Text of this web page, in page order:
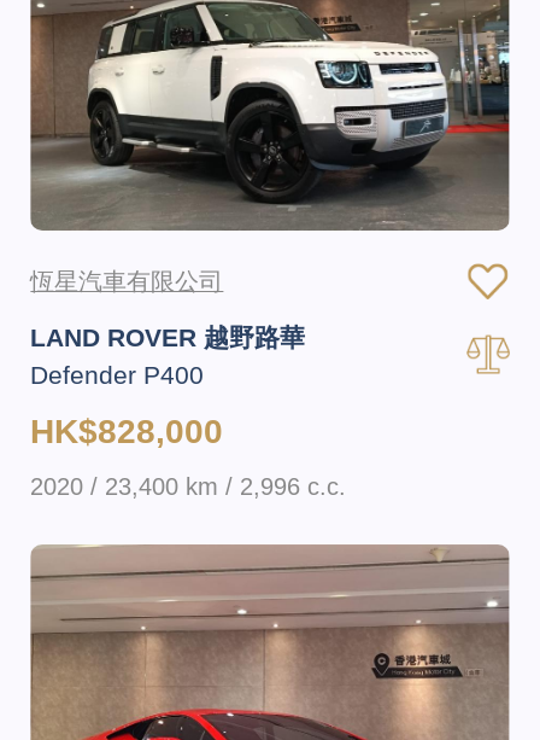
恆星汽車有限公司
LAND ROVER 越野路華
Defender P400
HK$828,000
2020 / 23,400 km / 2,996 c.c.